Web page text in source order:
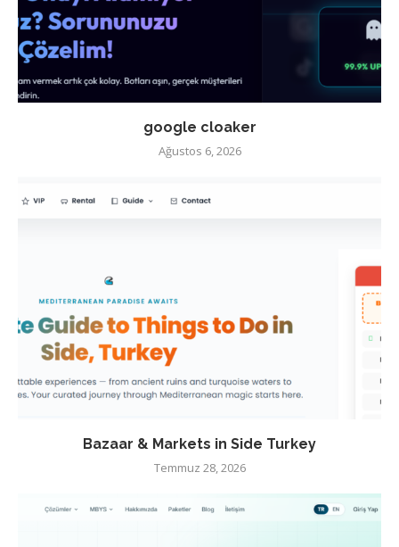
google cloaker
Ağustos 6, 2026
Bazaar & Markets in Side Turkey
Temmuz 28, 2026